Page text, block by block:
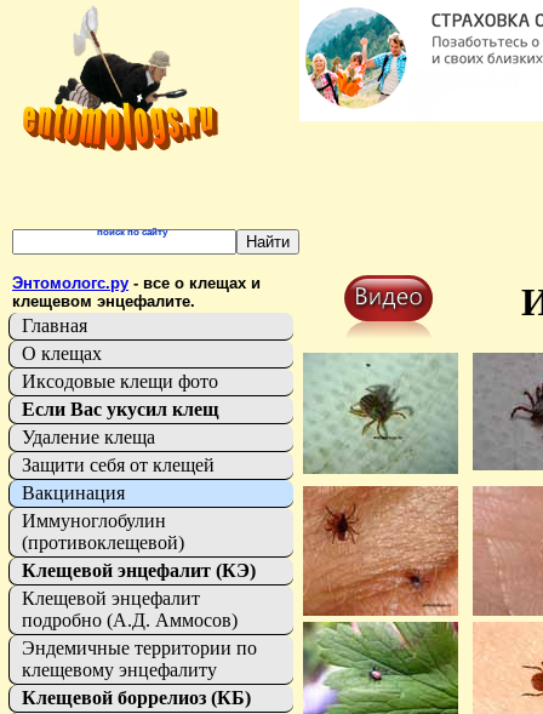
Главная
О клещах
Иксодовые клещи фото
Если Вас укусил клещ
Удаление клеща
Защити себя от клещей
Вакцинация
Иммуноглобулин
(противоклещевой)
Клещевой энцефалит (КЭ)
Клещевой энцефалит
подробно (А.Д. Аммосов)
Эндемичные территории по
клещевому энцефалиту
Клещевой боррелиоз (КБ)
поиск по сайту
Энтомологс.ру - все о клещах и
клещевом энцефалите.